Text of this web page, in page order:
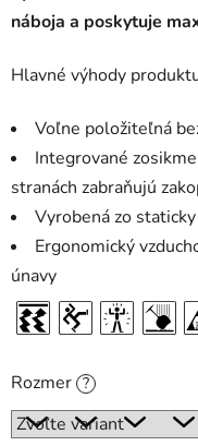
náboja a poskytuje
Hlavné výhody
Voľne položiteľná
Integrované
stranách zabraňujú
Vyrobená zo
Ergonomický
únavy
Rozmer ?